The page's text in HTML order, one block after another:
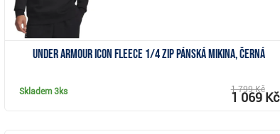
Under Armour Icon Fleece 1/4 Zip pánská mikina, černá
Skladem3ks 1 799 Kč
1 069 Kč